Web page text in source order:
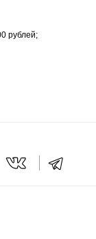
рублей;